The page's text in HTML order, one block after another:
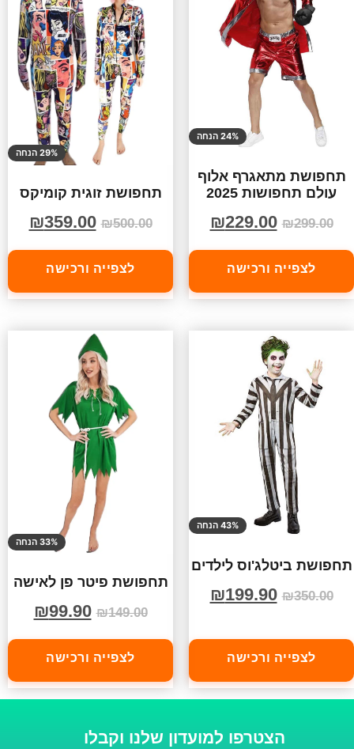
24% הנחה
תחפושת מתאגרף אלוף
עולם תחפושות 2025
₪299.00
₪229.00
לצפייה ורכישה
29% הנחה
תחפושת זוגית קומיקס
₪500.00
₪359.00
לצפייה ורכישה
43% הנחה
תחפושת ביטלג'וס לילדים
₪350.00
₪199.90
לצפייה ורכישה
33% הנחה
תחפושת פיטר פן לאישה
₪149.00
₪99.90
לצפייה ורכישה
הצטרפו למועדון שלנו וקבלו